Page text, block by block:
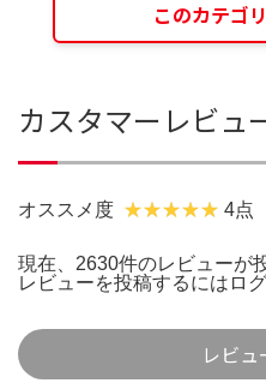
このカテゴ
カスタマーレビュ
オススメ度 4点
現在、2630件のレビューが
レビューを投稿するには ロ
レビュ